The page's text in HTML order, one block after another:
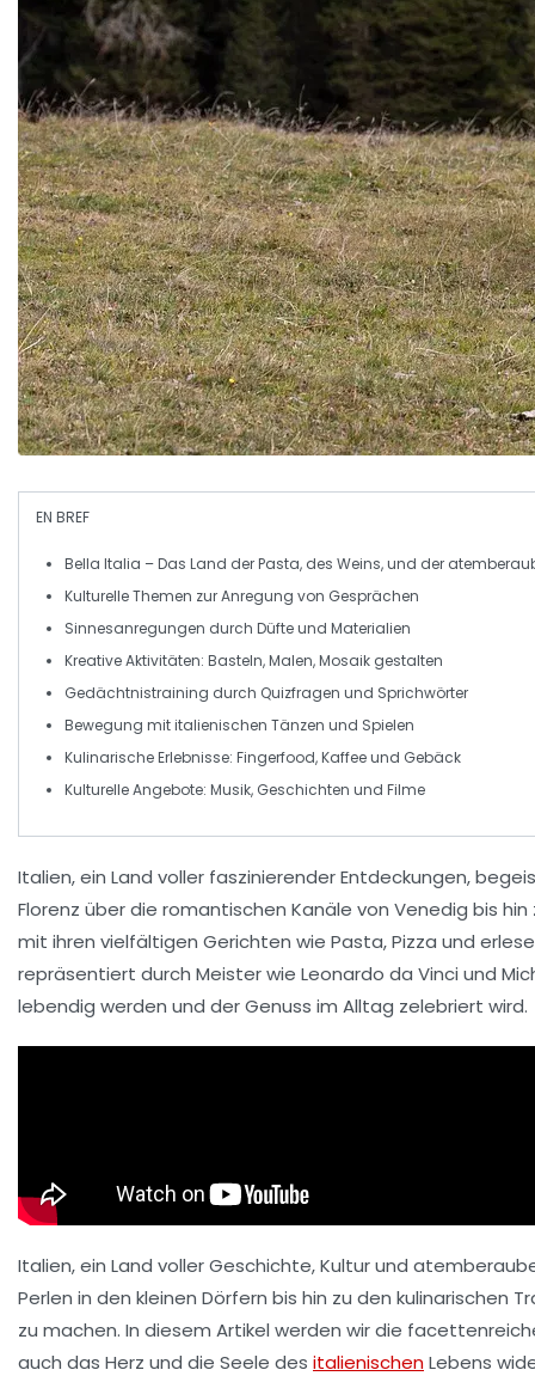
EN BREF
Bella Italia – Das Land derPasta, des Weins, und der
Kulturelle Themen zur Anregung von Gesprächen
Sinnesanregungen durch Düfteund Materialien
Kreative Aktivitäten: Basteln, Malen, Mosaik gestalten
Gedächtnistraining durch Quizfragen und Sprichwörter
Bewegung mit italienischen Tänzen und Spielen
Kulinarische Erlebnisse: Fingerfood, Kaffee und Gebäck
Kulturelle Angebote: Musik, Geschichten und Filme
Italien, ein Land voller faszinierenderEntdeckungen,
Florenz über die romantischen Kanäle von Venedig bis
mit ihren vielfältigen Gerichten wie Pasta,Pizza und
repräsentiert durch Meister wie Leonardo da Vinci und
lebendig werden und der Genuss im Alltag zelebriert wird.
Italien, ein Land voller Geschichte, Kultur und
Perlen in den kleinen Dörfern bis hin zu den
zu machen. In diesem Artikel werden wir die
auch das Herz und die Seele des italienischenLebens